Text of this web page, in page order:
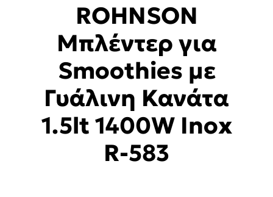
ROHNSON
Μπλέντερ για
Smoothies με
Γυάλινη Κανάτα
1.5lt 1400W Inox
R-583